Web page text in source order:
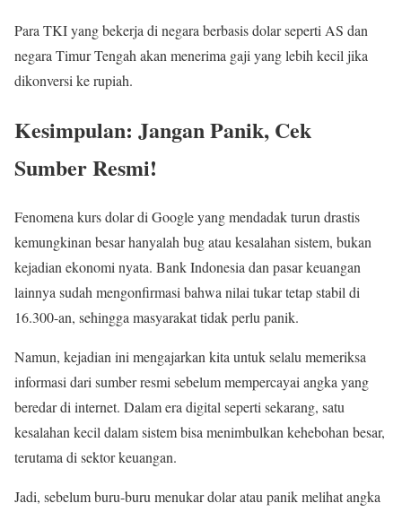
Para TKI yang bekerja di negara berbasis dolar seperti AS dan
negara Timur Tengah akan menerima gaji yang lebih kecil jika
dikonversi ke rupiah.
Kesimpulan: Jangan Panik, Cek
Sumber Resmi!
Fenomena kurs dolar di Google yang mendadak turun drastis
kemungkinan besar hanyalah bug atau kesalahan sistem, bukan
kejadian ekonomi nyata. Bank Indonesia dan pasar keuangan
lainnya sudah mengonfirmasi bahwa nilai tukar tetap stabil di
16.300-an, sehingga masyarakat tidak perlu panik.
Namun, kejadian ini mengajarkan kita untuk selalu memeriksa
informasi dari sumber resmi sebelum mempercayai angka yang
beredar di internet. Dalam era digital seperti sekarang, satu
kesalahan kecil dalam sistem bisa menimbulkan kehebohan besar,
terutama di sektor keuangan.
Jadi, sebelum buru-buru menukar dolar atau panik melihat angka